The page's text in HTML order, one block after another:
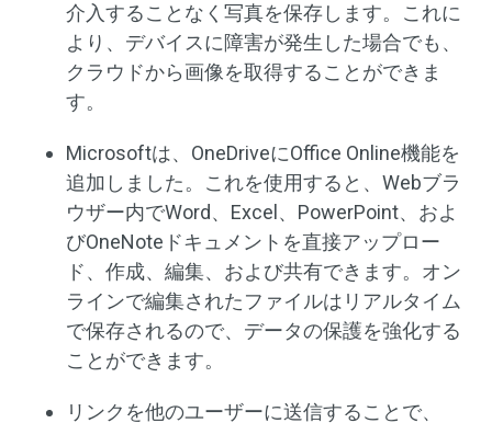
介入することなく写真を保存します。これに
より、デバイスに障害が発生した場合でも、
クラウドから画像を取得することができま
す。
Microsoftは、OneDriveにOffice Online機能を
追加しました。これを使用すると、Webブラ
ウザー内でWord、Excel、PowerPoint、およ
びOneNoteドキュメントを直接アップロー
ド、作成、編集、および共有できます。オン
ラインで編集されたファイルはリアルタイム
で保存されるので、データの保護を強化する
ことができます。
リンクを他のユーザーに送信することで、